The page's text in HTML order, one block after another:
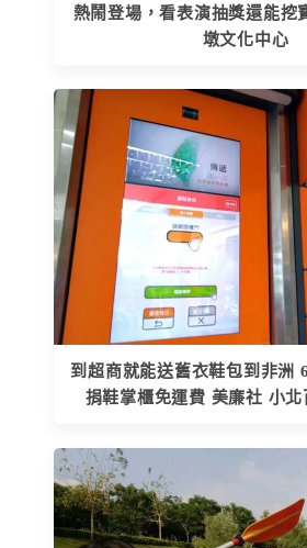
熱鬧登場，看表演抽獎還能挖
墩文化中心
到超商就能送舊衣鞋包到非洲
捐鞋掌櫃免運費 美廉社 小